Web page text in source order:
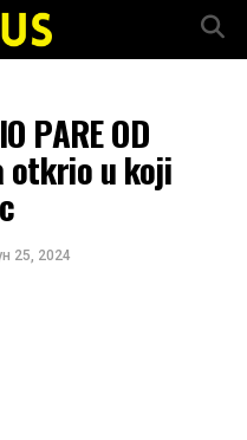
PARE OD
otkrio u koji
25, 2024